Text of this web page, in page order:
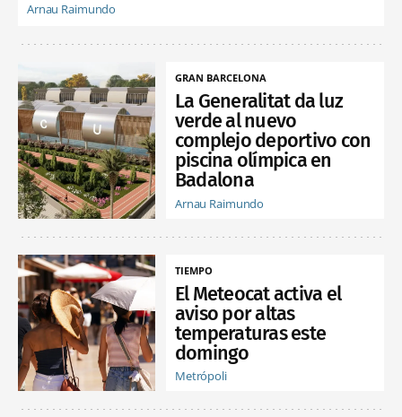
Arnau Raimundo
GRAN BARCELONA
La Generalitat da luz
verde al nuevo
complejo deportivo con
piscina olímpica en
Badalona
Arnau Raimundo
TIEMPO
El Meteocat activa el
aviso por altas
temperaturas este
domingo
Metrópoli